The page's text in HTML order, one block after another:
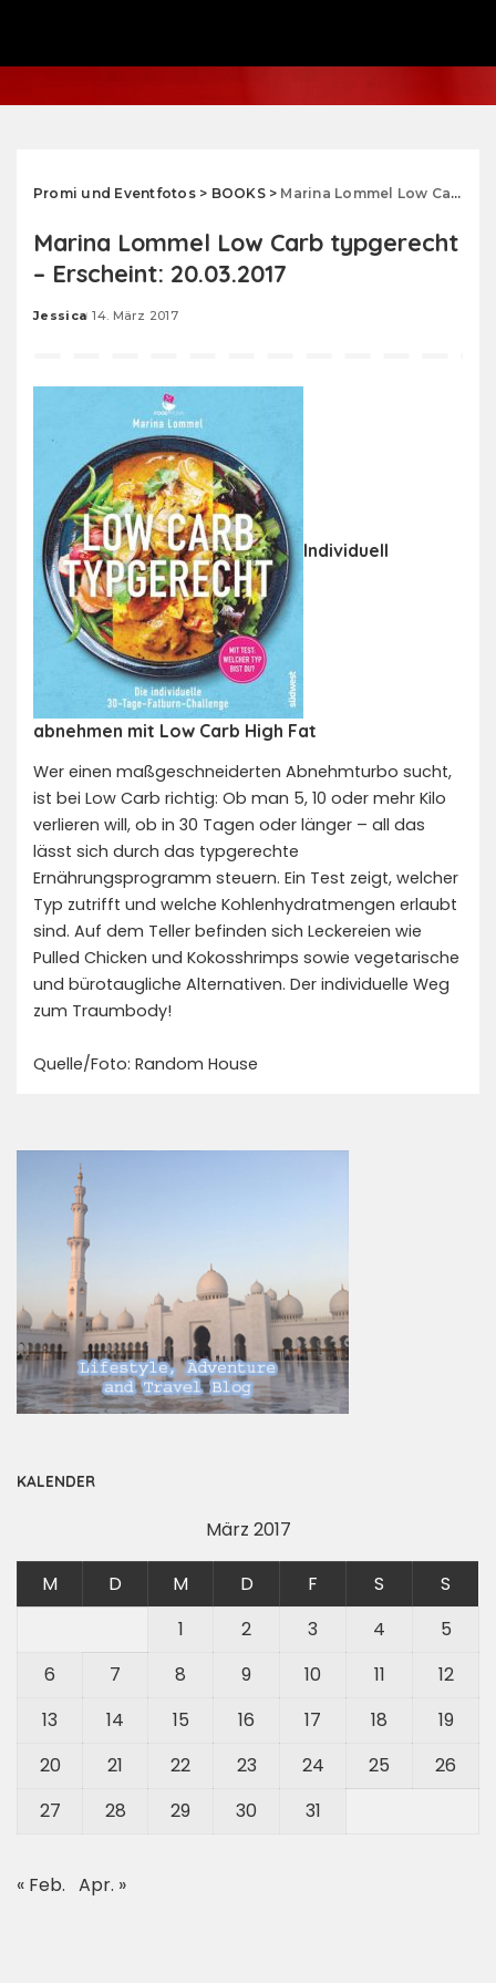
Promi und Eventfotos> BOOKS> Marina Lommel Low Carb typgerecht – Erscheint: 20.03.2017
Marina Lommel Low Carb typgerecht
– Erscheint: 20.03.2017
Posted
Jessica 14. März 2017
Individuell
abnehmen mit Low Carb High Fat
Wer einen maßgeschneiderten Abnehmturbo sucht,
ist bei Low Carb richtig: Ob man 5, 10 oder mehr Kilo
verlieren will, ob in 30 Tagen oder länger – all das
lässt sich durch das typgerechte
Ernährungsprogramm steuern. Ein Test zeigt, welcher
Typ zutrifft und welche Kohlenhydratmengen erlaubt
sind. Auf dem Teller befinden sich Leckereien wie
Pulled Chicken und Kokosshrimps sowie vegetarische
und bürotaugliche Alternativen. Der individuelle Weg
zum Traumbody!
Quelle/Foto: Random House
KALENDER
März 2017
M D M D F S
S
1
2 3 4
5
6
7 8 9 10 11
12
13
14 15 16 17 18
19
20
21 22 23 24 25
26
27
28 29 30 31
« Feb. Apr. »